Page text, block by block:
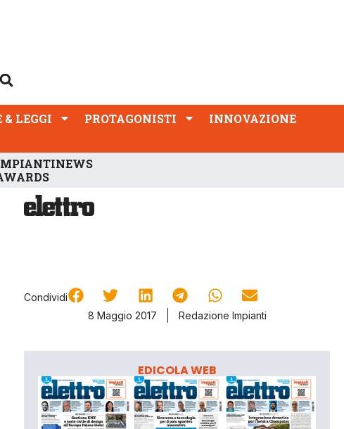
& LEGGI PROTAGONISTI
INNOVAZIONE
Condividi
8 Maggio 2017
Redazione Impianti
EDICOLA WEB